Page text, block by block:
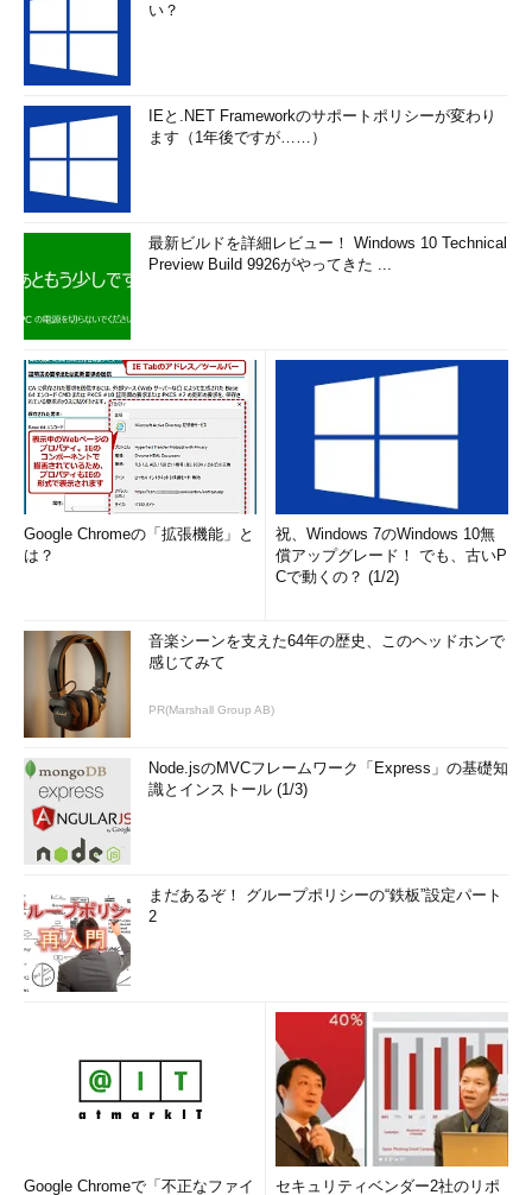
い？
IEと.NET Frameworkのサポートポリシーが変わり
ます（1年後ですが……）
最新ビルドを詳細レビュー！ Windows 10 Technical
Preview Build 9926がやってきた ...
Google Chromeの「拡張機能」と
は？
祝、Windows 7のWindows 10無
償アップグレード！ でも、古いP
Cで動くの？ (1/2)
音楽シーンを支えた64年の歴史、このヘッドホンで
感じてみて
PR(Marshall Group AB)
Node.jsのMVCフレームワーク「Express」の基礎知
識とインストール (1/3)
まだあるぞ！ グループポリシーの“鉄板”設定パート
2
Google Chromeで「不正なファイ セキュリティベンダー2社のリポ